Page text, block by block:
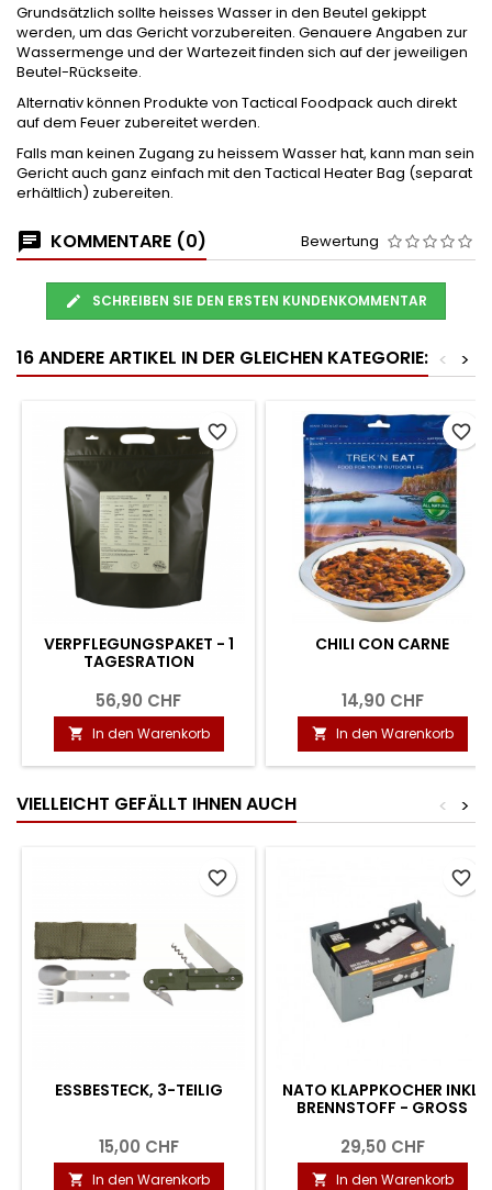
Grundsätzlich sollte heisses Wasser in den Beutel gekippt
werden, um das Gericht vorzubereiten. Genauere Angaben zur
Wassermenge und der Wartezeit finden sich auf der jeweiligen
Beutel-Rückseite.
Alternativ können Produkte von Tactical Foodpack auch direkt
auf dem Feuer zubereitet werden.
Falls man keinen Zugang zu heissem Wasser hat, kann man sein
Gericht auch ganz einfach mit den Tactical Heater Bag (separat
erhältlich) zubereiten.
KOMMENTARE (0) Bewertung
SCHREIBEN SIE DEN ERSTEN KUNDENKOMMENTAR
16 ANDERE ARTIKEL IN DER GLEICHEN KATEGORIE: >
<
VERPFLEGUNGSPAKET - 1
TAGESRATION
56,90 CHF
 In den Warenkorb
favorite_border
CHILI CON CARNE
14,90 CHF
 In den Warenkorb
favorite_border
VIELLEICHT GEFÄLLT IHNEN AUCH >
<
ESSBESTECK, 3-TEILIG
15,00 CHF
 In den Warenkorb
favorite_border
NATO KLAPPKOCHER INKL.
BRENNSTOFF - GROSS
29,50 CHF
 In den Warenkorb
favorite_border